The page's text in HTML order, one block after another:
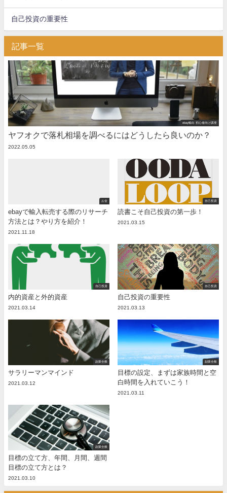
自己投資の重要性
記事一覧
ebay輸出 初心者向け講座
ヤフオクで落札相場を調べるにはどうしたら良いのか？
2022.05.05
お金
ebayで輸入転売する際のリサーチ
方法とは？やり方を紹介！
2021.11.18
自己投資
読書こそ自己投資の第一歩！
2021.03.15
自己投資
内的資産と外的資産
2021.03.14
自己投資
自己投資の重要性
2021.03.13
副業全般
サラリーマンマインド
2021.03.12
副業全般
目標の設定、まずは家族時間と空
白時間を入れていこう！
2021.03.11
副業全般
目標の立て方、年間、月間、週間
目標の立て方とは？
2021.03.10